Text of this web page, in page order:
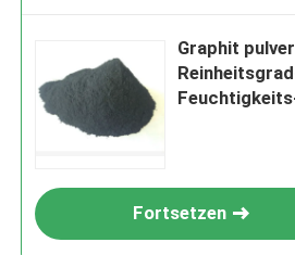
Graphit
Fortsetzen